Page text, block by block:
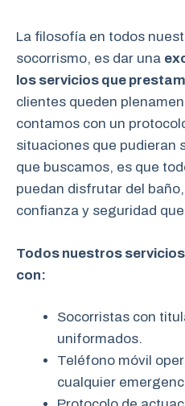
La filosofía en todos
socorrismo, es dar una
los servicios que
clientes queden
contamos con un
situaciones que pudieran
que buscamos, es que
puedan disfrutar del
confianza y seguridad
Todos nuestros
con:
Socorristas con
uniformados.
Teléfono móvil
cualquier